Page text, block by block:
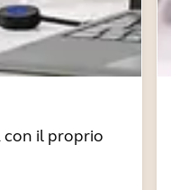
il proprio